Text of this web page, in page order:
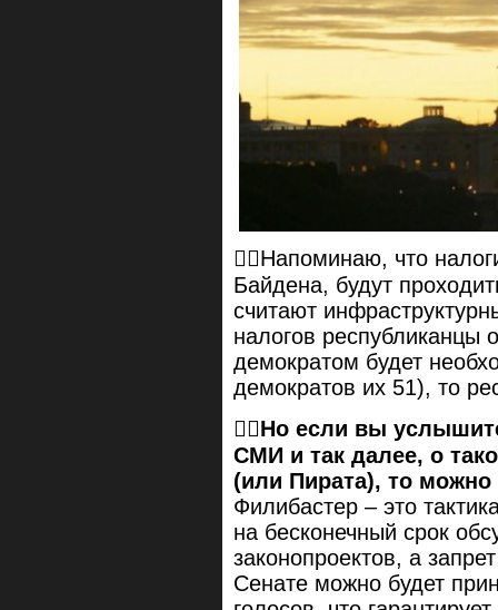
☝🏻Напоминаю, что
Байдена, будут
считают
налогов республиканцы
демократом будет
демократов их 51), то
👉🏻Но если вы
СМИ и так далее, о
(или Пирата), то
Филибастер – это
на бесконечный срок
законопроектов, а
Сенате можно будет